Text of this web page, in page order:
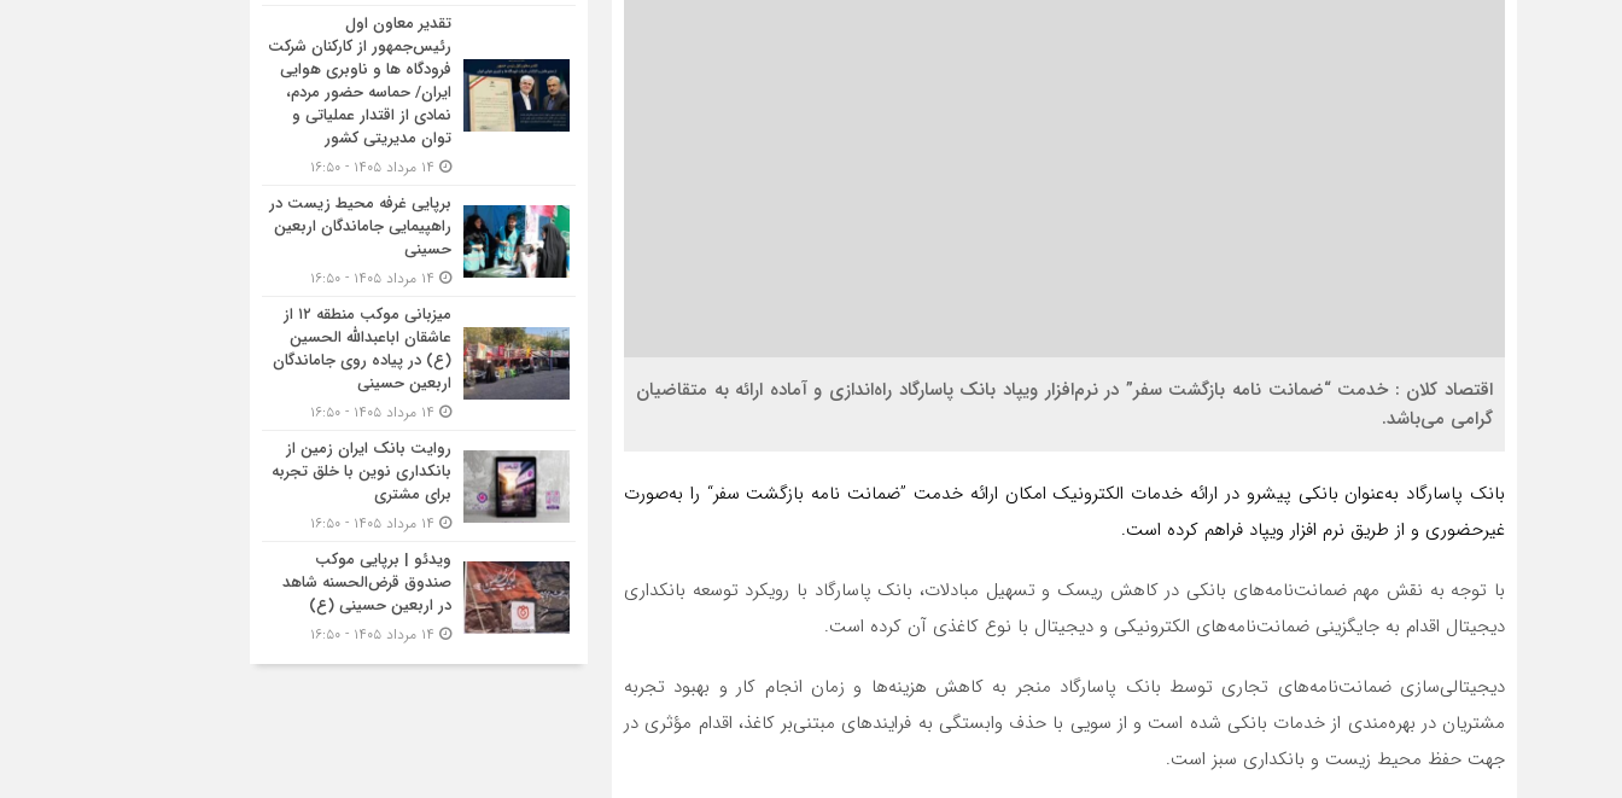
اقتصاد کلان : خدمت “ضمانت نامه بازگشت سفر” در نرم‌افزار ویپاد بانک پاسارگاد راه‌اندازی و آماده ارائه به متقاضیان
گرامی می‌باشد.
بانک پاسارگاد به‌عنوان بانکی پیشرو در ارائه خدمات الکترونیک امکان ارائه خدمت ”ضمانت نامه بازگشت سفر“ را به‌صورت
غیرحضوری و از طریق نرم افزار ویپاد فراهم کرده است.
با توجه به نقش مهم ضمانت‌نامه‌های بانکی در کاهش ریسک و تسهیل مبادلات، بانک پاسارگاد با رویکرد توسعه بانکداری
دیجیتال اقدام به جایگزینی ضمانت‌نامه‌های الکترونیکی و دیجیتال با نوع کاغذی آن کرده است.
دیجیتالی‌سازی ضمانت‌نامه‌های تجاری توسط بانک پاسارگاد منجر به کاهش هزینه‌ها و زمان انجام کار و بهبود تجربه‌
مشتریان در بهره‌مندی از خدمات بانکی شده است و از سویی با حذف وابستگی به فرایندهای مبتنی‌بر کاغذ، اقدام مؤثری در
جهت حفظ محیط زیست و بانکداری سبز است.
تقدیر معاون اول
رئیس‌جمهور از کارکنان شرکت
فرودگاه ها و ناوبری هوایی
ایران/ حماسه حضور مردم،
نمادی از اقتدار عملیاتی و
توان مدیریتی کشور
برپایی غرفه محیط زیست در
راهپیمایی جاماندگان اربعین
حسینی
میزبانی موکب منطقه ۱۲ از
عاشقان اباعبدالله الحسین
(ع) در پیاده روی جاماندگان
اربعین حسینی
روایت بانک ایران زمین از
بانکداری نوین با خلق تجربه
برای مشتری
ویدئو | برپایی موکب
صندوق قرض‌الحسنه شاهد
در اربعین حسینی (ع)